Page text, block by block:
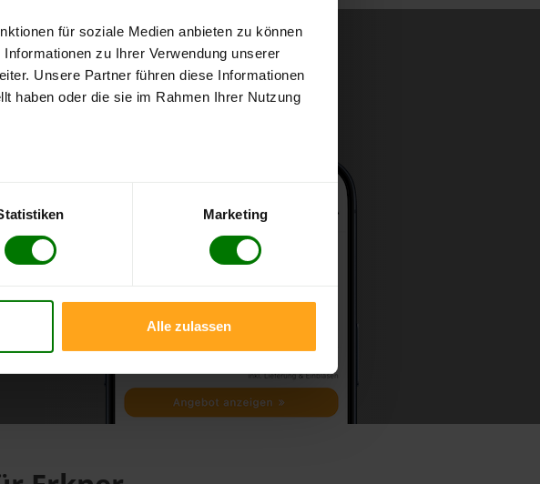
für soziale Medien anbieten zu können
zu Ihrer Verwendung unserer
Unsere Partner führen diese Informationen
haben oder die sie im Rahmen Ihrer Nutzung
Marketing
Alle zulassen